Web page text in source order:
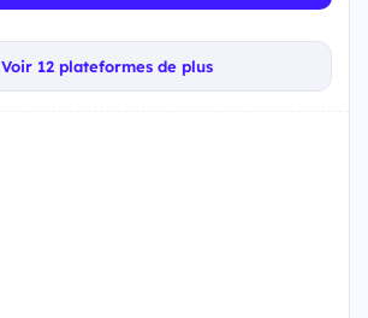
Voir 12 plateformes de plus